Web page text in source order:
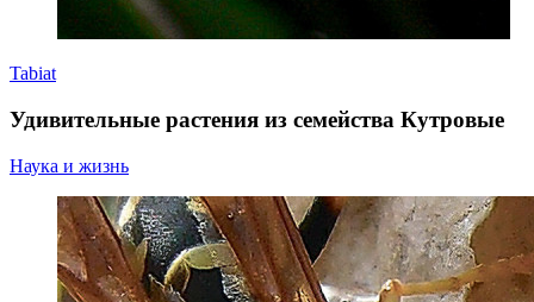
Tabiat
Удивительные растения из семейства Кутровые
Наука и жизнь